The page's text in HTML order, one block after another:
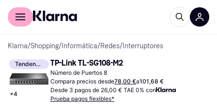
Comprar con Klarna
Klarna/Shopping/ Informática/Redes/ Interruptores
Tendencia
+4
TP-Link TL-SG108-M2
Número de Puertos 8
Compara precios desde78,00 €a101,68 €
Desde 3 pagos de 26,00 € TAE 0% con
Prueba pagos flexibles*